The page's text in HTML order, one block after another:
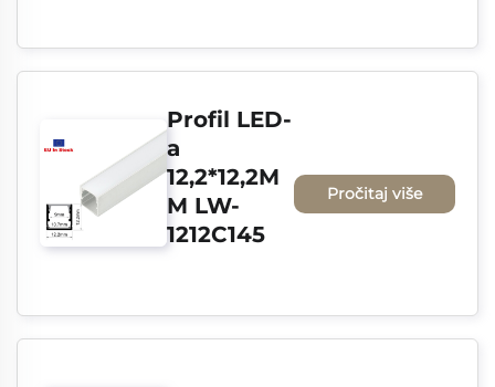
Profil LED-
a
12,2*12,2M
M LW-
1212C145
Pročitaj više